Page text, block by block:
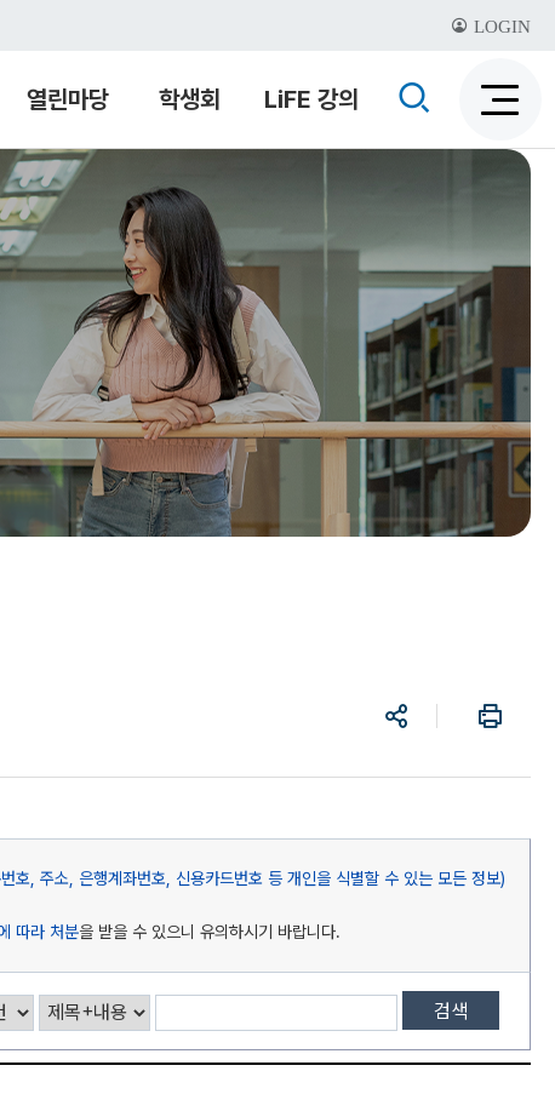
LOGIN
열린마당 학생회 LiFE 강의
색
성
화
색
공
프
린
호, 주소, 은행계좌번호, 신용카드번호 등 개인을 식별할 수 있는 모든 정보)
따라 처분을 받을 수 있으니 유의하시기 바랍니다.
검색